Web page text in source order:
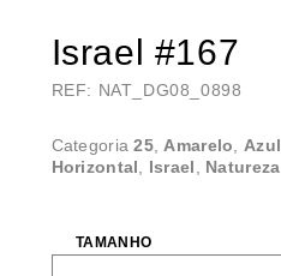
Israel #167
REF: NAT_DG08_0898
Categoria25, Amarelo Azul
Horizontal
Israel Natureza
TAMANHO